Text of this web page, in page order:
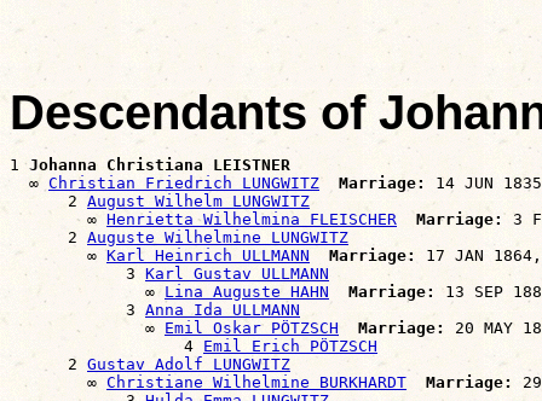
Descendants of
1 Johanna Christiana LEISTNER
  ∞
Christian Friedrich LUNGWITZ Marriage:
14 JUN
      2
August Wilhelm LUNGWITZ
        ∞
Henrietta Wilhelmina FLEISCHER Marriage: 3
      2
Auguste Wilhelmine LUNGWITZ
        ∞
Karl Heinrich ULLMANN Marriage:
17 JAN
            3
Karl Gustav ULLMANN
              ∞
Lina Auguste HAHN Marriage: 13 SEP
            3
Anna Ida ULLMANN
              ∞
Emil Oskar PÖTZSCH Marriage:
20 MAY
                  4
Emil Erich PÖTZSCH
      2
Gustav Adolf LUNGWITZ
        ∞
Christiane Wilhelmine BURKHARDT Marriage: